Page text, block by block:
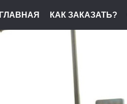
ГЛАВНАЯ КАК ЗАКАЗАТЬ?